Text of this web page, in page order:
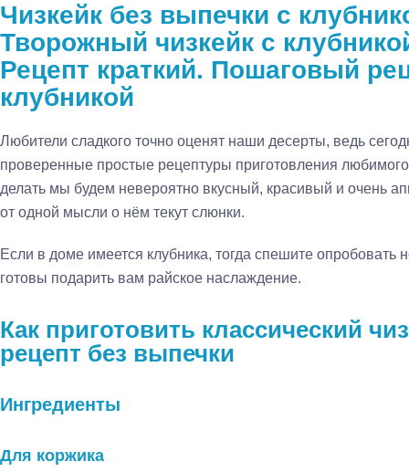
Чизкейк без выпечки с
Творожный чизкейк с
Рецепт краткий. Пошаговый
клубникой
Любители сладкого точно оценят наши десерты, ведь
проверенные простые рецептуры приготовления
делать мы будем невероятно вкусный, красивый и очень
от одной мысли о нём текут слюнки.
Если в доме имеется клубника, тогда спешите
готовы подарить вам райское наслаждение.
Как приготовить классический
рецепт без выпечки
Ингредиенты
Для коржика